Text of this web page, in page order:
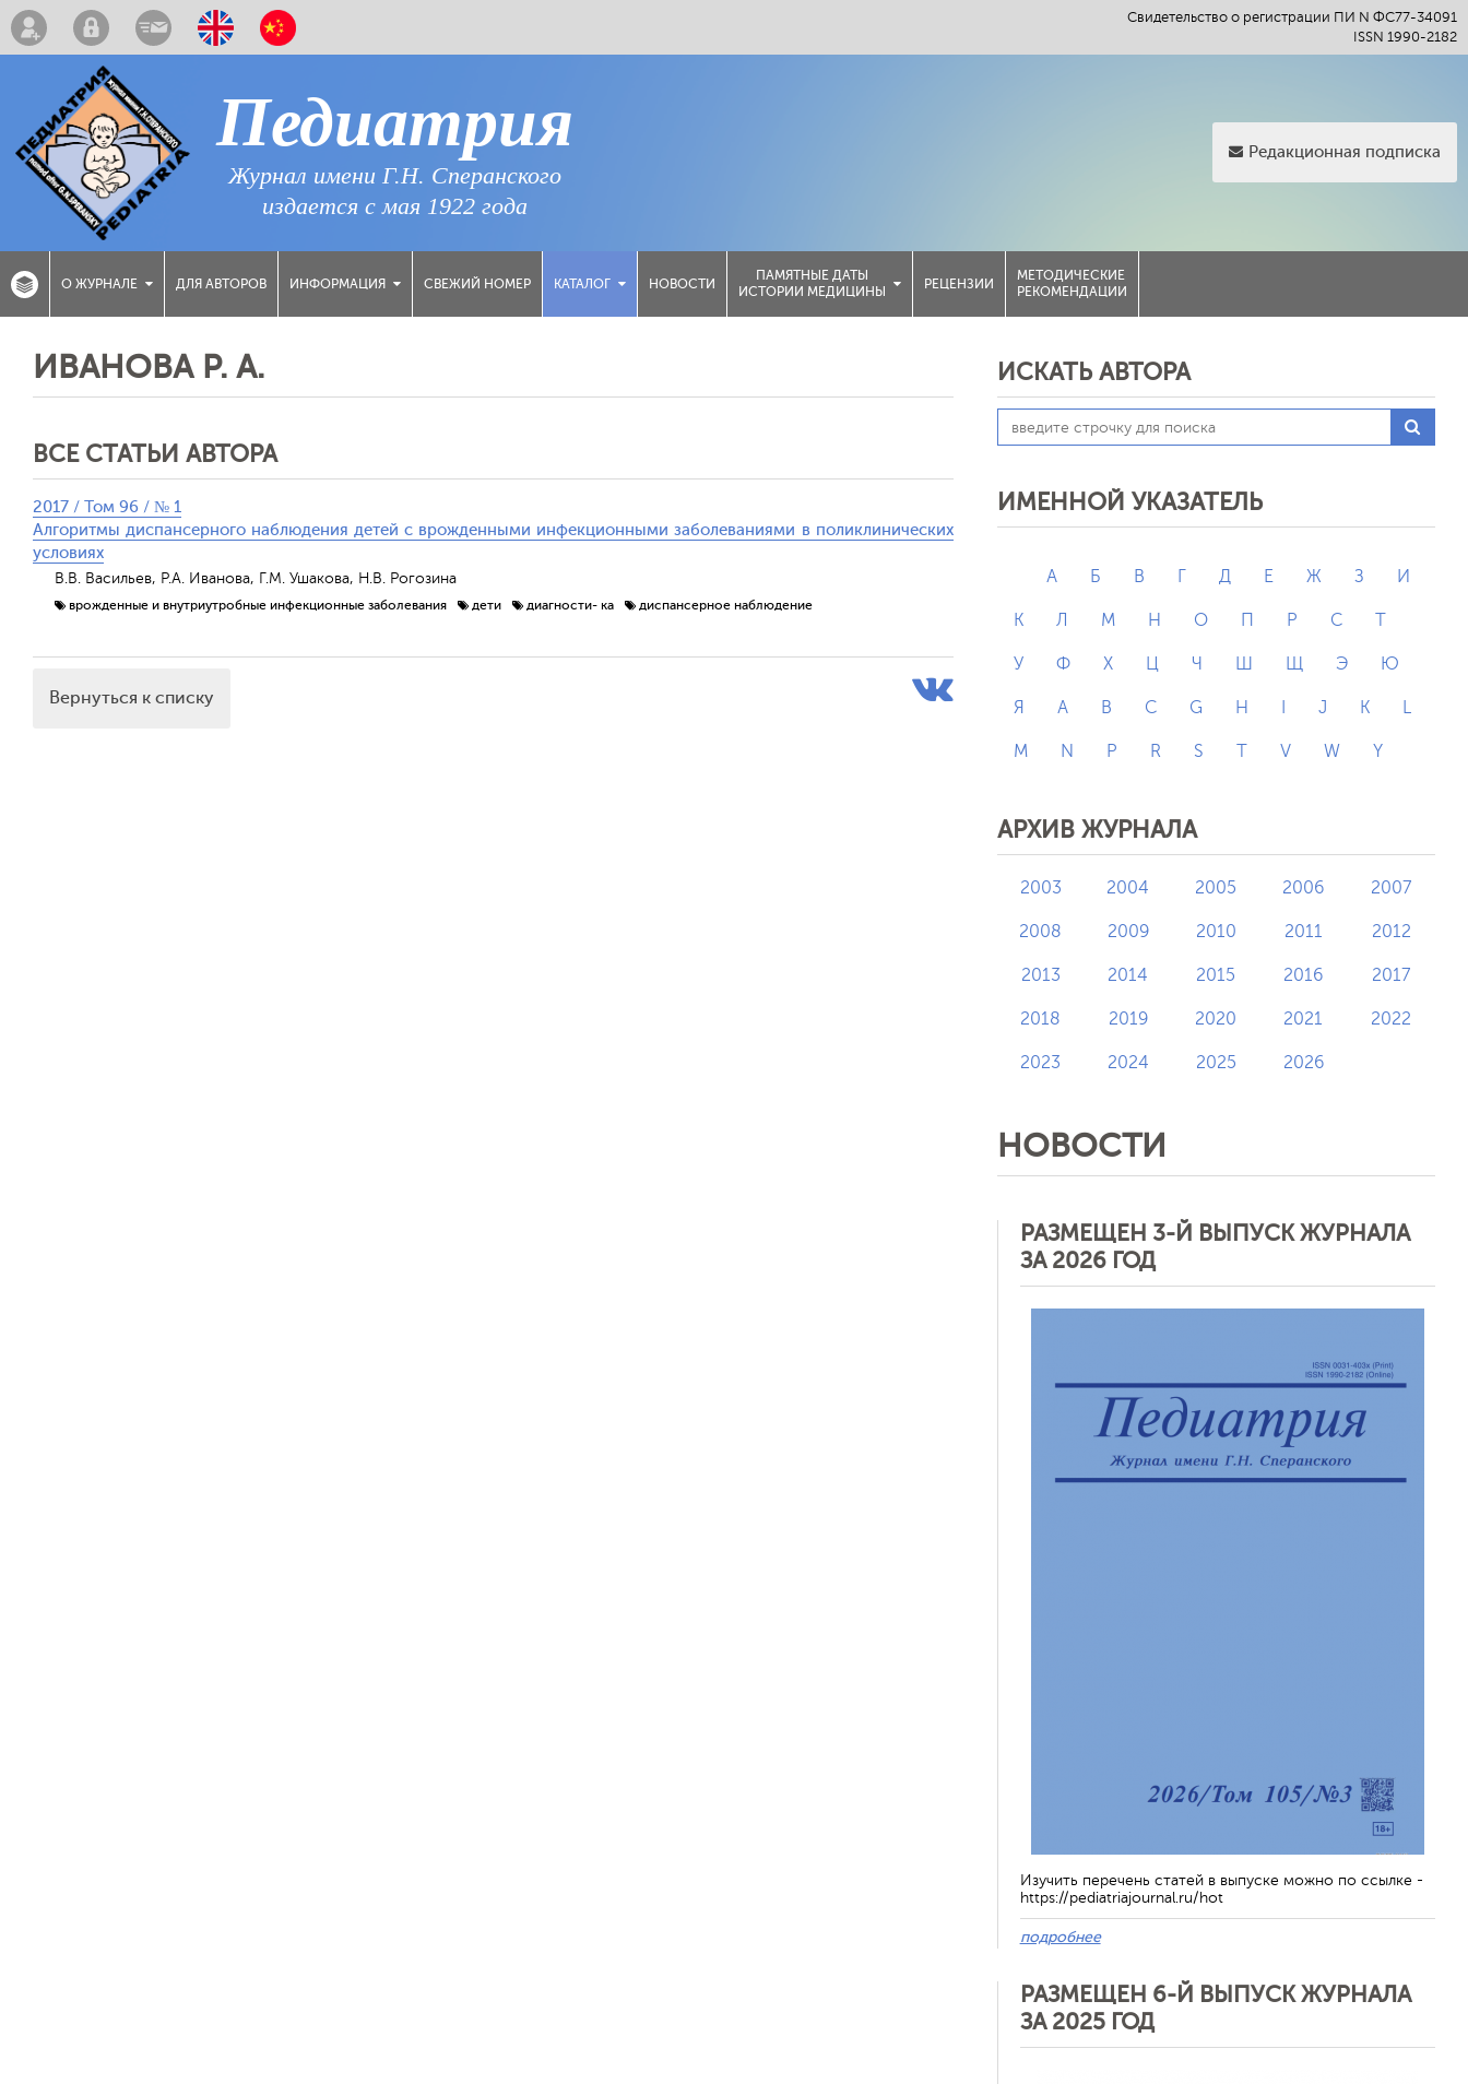
Свидетельство о регистрации ПИ N ФС77-34091
ISSN 1990-2182
Педиатрия
Журнал имени Г.Н. Сперанского
издается с мая 1922 года
Редакционная подписка
О ЖУРНАЛЕ ДЛЯ АВТОРОВ ИНФОРМАЦИЯ СВЕЖИЙ НОМЕР КАТАЛОГ НОВОСТИ
ПАМЯТНЫЕ ДАТЫ
ИСТОРИИ МЕДИЦИНЫ
РЕЦЕНЗИИ
МЕТОДИЧЕСКИЕ
РЕКОМЕНДАЦИИ
ИВАНОВА Р. А.
ВСЕ СТАТЬИ АВТОРА
2017 / Том 96 / № 1
Алгоритмы диспансерного наблюдения детей с врожденными инфекционными заболеваниями в поликлинических
условиях
В.В. Васильев, Р.А. Иванова, Г.М. Ушакова, Н.В. Рогозина
врожденные и внутриутробные инфекционные заболевания дети диагности- ка диспансерное наблюдение
Вернуться к списку
ИСКАТЬ АВТОРА
ИМЕННОЙ УКАЗАТЕЛЬ
А Б В Г Д Е Ж З И
К Л М Н О П Р С Т
У Ф Х Ц Ч Ш Щ Э Ю
Я A B C G H J K L
M N P R S T V W Y
АРХИВ ЖУРНАЛА
2003 2004 2005 2006 2007
2008 2009 2010 2011 2012
2013 2014 2015 2016 2017
2018 2019 2020 2021 2022
2023 2024 2025 2026
НОВОСТИ
РАЗМЕЩЕН 3-Й ВЫПУСК ЖУРНАЛА
ЗА 2026 ГОД
Изучить перечень статей в выпуске можно по ссылке -
https://pediatriajournal.ru/hot
подробнее
РАЗМЕЩЕН 6-Й ВЫПУСК ЖУРНАЛА
ЗА 2025 ГОД